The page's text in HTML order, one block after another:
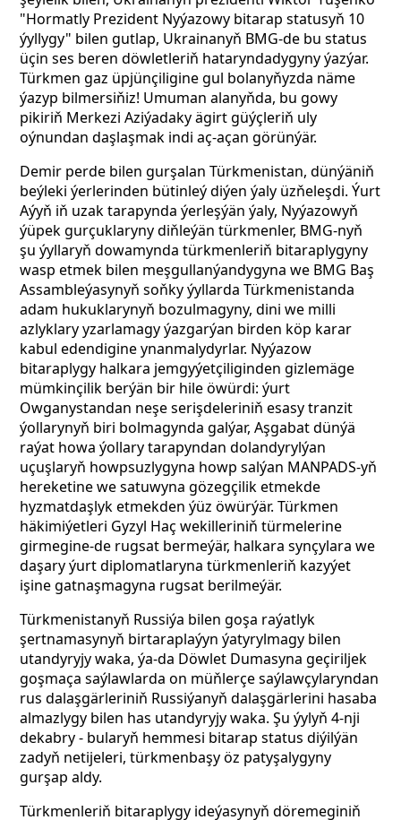
"Hormatly Prezident Nyýazowy bitarap statusyň 10
ýyllygy" bilen gutlap, Ukrainanyň BMG-de bu status
üçin ses beren döwletleriň hataryndadygyny ýazýar.
Türkmen gaz üpjünçiligine gul bolanyňyzda näme
ýazyp bilmersiňiz! Umuman alanyňda, bu gowy
pikiriň Merkezi Aziýadaky ägirt güýçleriň uly
oýnundan daşlaşmak indi aç-açan görünýär.
Demir perde bilen gurşalan Türkmenistan, dünýäniň
beýleki ýerlerinden bütinleý diýen ýaly üzňeleşdi. Ýurt
Aýyň iň uzak tarapynda ýerleşýän ýaly, Nyýazowyň
ýüpek gurçuklaryny diňleýän türkmenler, BMG-nyň
şu ýyllaryň dowamynda türkmenleriň bitaraplygyny
wasp etmek bilen meşgullanýandygyna we BMG Baş
Assambleýasynyň soňky ýyllarda Türkmenistanda
adam hukuklarynyň bozulmagyny, dini we milli
azlyklary yzarlamagy ýazgarýan birden köp karar
kabul edendigine ynanmalydyrlar. Nyýazow
bitaraplygy halkara jemgyýetçiliginden gizlemäge
mümkinçilik berýän bir hile öwürdi: ýurt
Owganystandan neşe serişdeleriniň esasy tranzit
ýollarynyň biri bolmagynda galýar, Aşgabat dünýä
raýat howa ýollary tarapyndan dolandyrylýan
uçuşlaryň howpsuzlygyna howp salýan MANPADS-yň
hereketine we satuwyna gözegçilik etmekde
hyzmatdaşlyk etmekden ýüz öwürýär. Türkmen
häkimiýetleri Gyzyl Haç wekilleriniň türmelerine
girmegine-de rugsat bermeýär, halkara synçylara we
daşary ýurt diplomatlaryna türkmenleriň kazyýet
işine gatnaşmagyna rugsat berilmeýär.
Türkmenistanyň Russiýa bilen goşa raýatlyk
şertnamasynyň birtaraplaýyn ýatyrylmagy bilen
utandyryjy waka, ýa-da Döwlet Dumasyna geçiriljek
goşmaça saýlawlarda on müňlerçe saýlawçylaryndan
rus dalaşgärleriniň Russiýanyň dalaşgärlerini hasaba
almazlygy bilen has utandyryjy waka. Şu ýylyň 4-nji
dekabry - bularyň hemmesi bitarap status diýilýän
zadyň netijeleri, türkmenbaşy öz patyşalygyny
gurşap aldy.
Türkmenleriň bitaraplygy ideýasynyň döremeginiň